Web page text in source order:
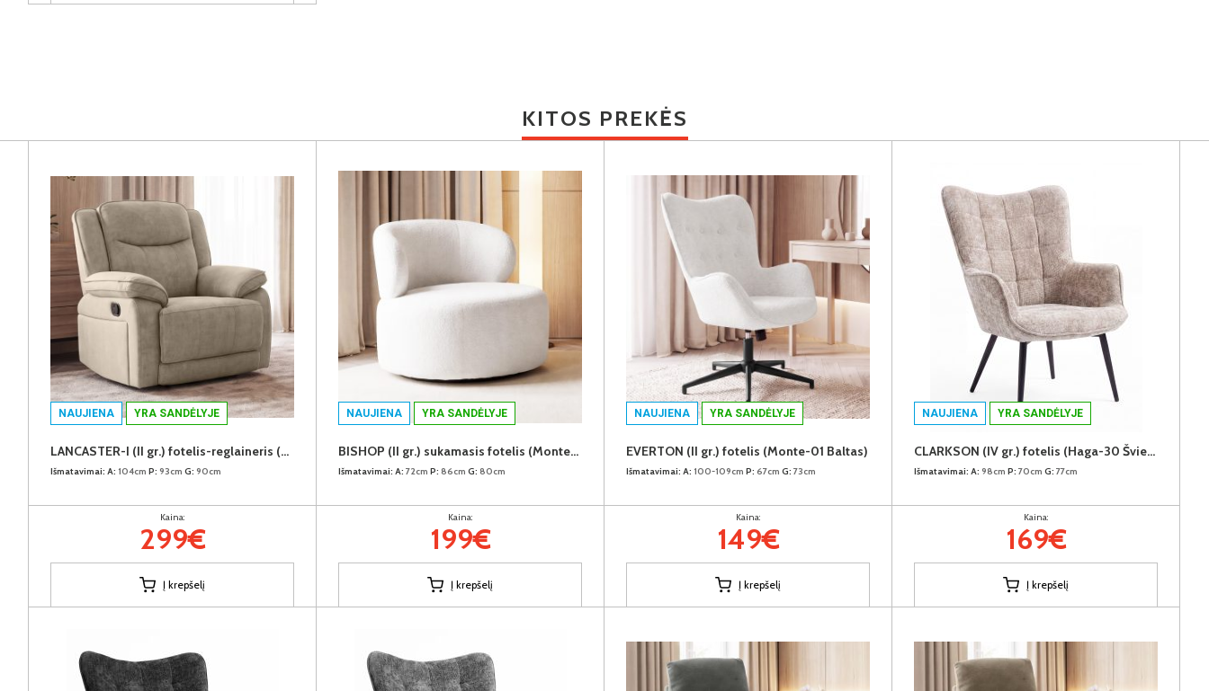
KITOS PREKĖS
NAUJIENA YRA SANDĖLYJE
LANCASTER-I (II gr.) fotelis-reglaineris (EDA828-02 Šviesiai rudas)
Išmatavimai: A: 104cm P: 93cm G: 90cm
Kaina:
299€
Į krepšelį
NAUJIENA YRA SANDĖLYJE
BISHOP (II gr.) sukamasis fotelis (Monte-01 Baltas)
Išmatavimai: A: 72cm P: 86cm G: 80cm
Kaina:
199€
Į krepšelį
NAUJIENA YRA SANDĖLYJE
EVERTON (II gr.) fotelis (Monte-01 Baltas)
Išmatavimai: A: 100-109cm P: 67cm G: 73cm
Kaina:
149€
Į krepšelį
NAUJIENA YRA SANDĖLYJE
CLARKSON (IV gr.) fotelis (Haga-30 Šviesiai rudas)
Išmatavimai: A: 98cm P: 70cm G: 77cm
Kaina:
169€
Į krepšelį